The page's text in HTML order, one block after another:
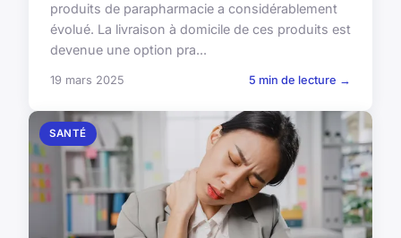
produits de parapharmacie a considérablement
évolué. La livraison à domicile de ces produits est
devenue une option pra...
19 mars 2025 5 min de lecture →
SANTÉ